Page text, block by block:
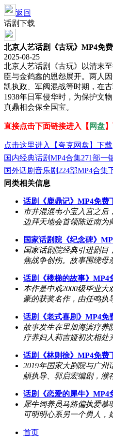
返回
话剧下载
北京人艺话剧《古玩》MP4免费
2025-08-25
北京人艺话剧《古玩》以清末
臣与金鹤鑫的恩怨展开。两人
凯执政、军阀混战等时期，在
1938年日军侵华时，为保护文
真鼎相会保全国宝。
直接点击下面链接进入【 网盘
点击这里进入【夸克网盘】下载
国内经典话剧MP4合集271部一
国外话剧音乐剧224部MP4合集
同类相关信息
话剧《鹿鼎记》MP4免费
市井混混韦小宝入宫之后
边拜天地会首领陈近南为
国家话剧院《纪念碑》
国家话剧院经典引进剧目
焦战争创伤。故事围绕母
话剧《楼梯的故事》MP4
本作是中戏2000级毕业
豪的获奖名作，由任鸣执
话剧《老式喜剧》MP4免
故事发生在里加海滨疗养
疗养妇人莉吉娅初次相处
话剧《林则徐》MP4免费
2019年国家大剧院与广州
頔执导、郭启宏编剧，濮
话剧《恋爱的犀牛》MP4
犀牛饲养员马路偏执爱慕
可明明心系另一个男人，
首页